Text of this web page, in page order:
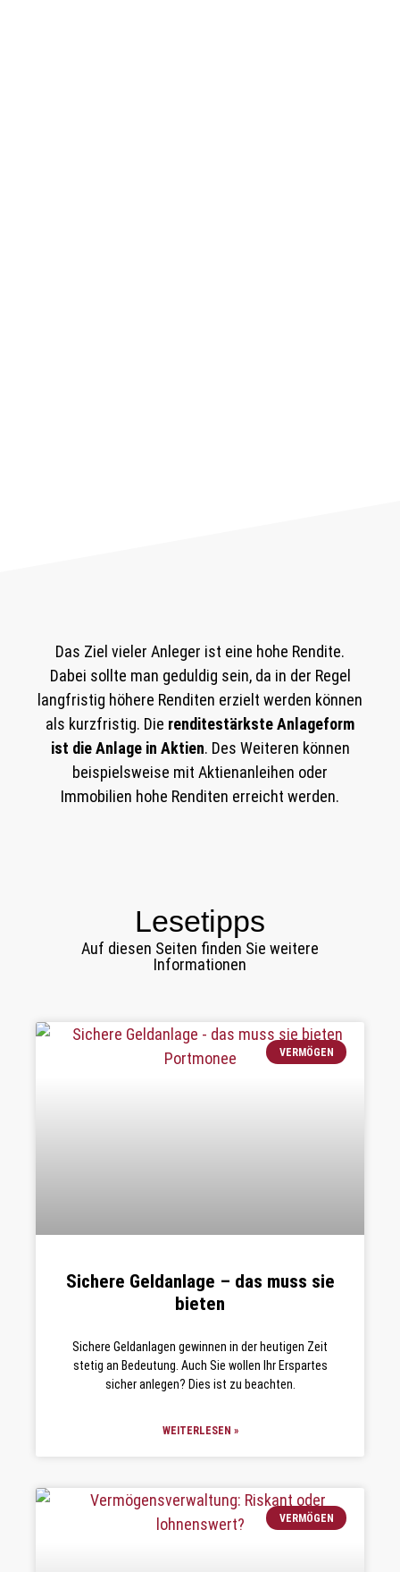
Das Ziel vieler Anleger ist eine hohe Rendite.
Dabei sollte man geduldig sein, da in der Regel
langfristig höhere Renditen erzielt werden können
als kurzfristig. Die renditestärkste Anlageform
ist die Anlage in Aktien. Des Weiteren können
beispielsweise mit Aktienanleihen oder
Immobilien hohe Renditen erreicht werden.
Lesetipps
Auf diesen Seiten finden Sie weitere
Informationen
VERMÖGEN
Sichere Geldanlage – das muss sie
bieten
Sichere Geldanlagen gewinnen in der heutigen Zeit
stetig an Bedeutung. Auch Sie wollen Ihr Erspartes
sicher anlegen? Dies ist zu beachten.
WEITERLESEN »
VERMÖGEN